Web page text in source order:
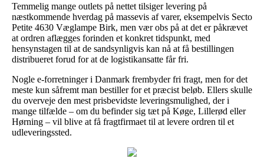
Temmelig mange outlets på nettet tilsiger levering på
næstkommende hverdag på massevis af varer, eksempelvis Secto
Petite 4630 Væglampe Birk, men vær obs på at det er påkrævet
at ordren aflægges forinden et konkret tidspunkt, med
hensynstagen til at de sandsynligvis kan nå at få bestillingen
distribueret forud for at de logistikansatte får fri.
Nogle e-forretninger i Danmark frembyder fri fragt, men for det
meste kun såfremt man bestiller for et præcist beløb. Ellers skulle
du overveje den mest prisbevidste leveringsmulighed, der i
mange tilfælde – om du befinder sig tæt på Køge, Lillerød eller
Hørning – vil blive at få fragtfirmaet til at levere ordren til et
udleveringssted.